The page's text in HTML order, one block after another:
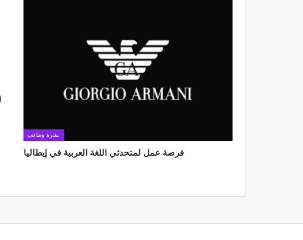
نشرة وظائف
فرصة عمل لمتحدثي اللغة العربية في إيطاليا